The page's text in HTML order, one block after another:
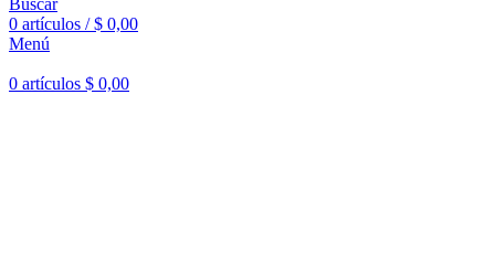
Buscar
0 artículos / $ 0,00
Menú
0 artículos $ 0,00